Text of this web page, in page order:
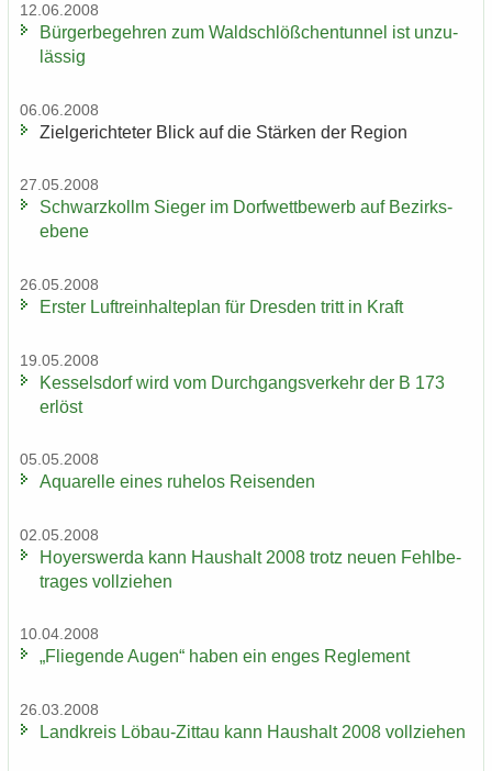
12.06.2008
Bür­ger­be­geh­ren zum Wald­schlöß­chen­tun­nel ist un­zu­
läs­sig
06.06.2008
Ziel­ge­rich­te­ter Blick auf die Stär­ken der Re­gi­on
27.05.2008
Schwarz­kollm Sie­ger im Dorf­wett­be­werb auf Be­zirks­
ebe­ne
26.05.2008
Ers­ter Luft­rein­hal­te­plan für Dres­den tritt in Kraft
19.05.2008
Kes­sel­s­dorf wird vom Durch­gangs­ver­kehr der B 173
er­löst
05.05.2008
Aqua­rel­le eines ru­he­los Rei­sen­den
02.05.2008
Ho­yers­wer­da kann Haus­halt 2008 trotz neuen Fehl­be­
tra­ges voll­zie­hen
10.04.2008
„Flie­gen­de Augen“ haben ein enges Re­gle­ment
26.03.2008
Land­kreis Löbau-​Zittau kann Haus­halt 2008 voll­zie­hen